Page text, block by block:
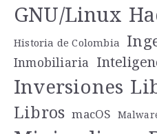
GNU/Linux
Historia de Colombia
Inmobiliaria
Inversiones
Libros macOS